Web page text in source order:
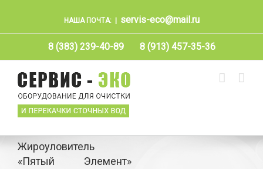
НАША ПОЧТА: servis-eco@mail.ru
8 (383) 239-40-89 8 (913) 457-35-36
Жироуловитель
«Пятый Элемент»